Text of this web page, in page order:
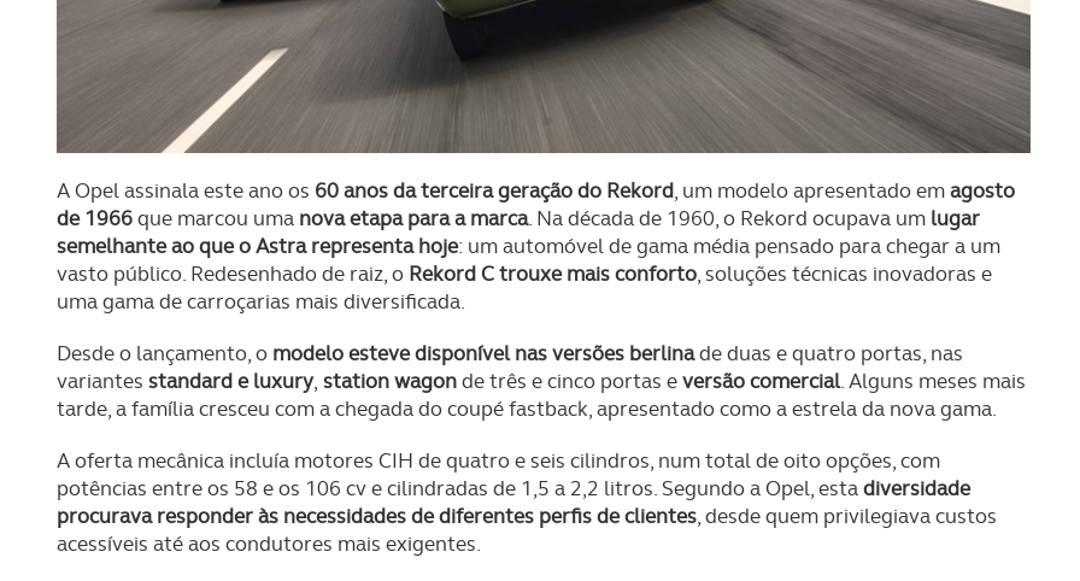
A Opel assinala este ano os 60 anos da terceira geração do Rekord, um modelo apresentado emagosto
de 1966que marcou uma nova etapa para a marca. Na década de 1960, o Rekord ocupava um lugar
semelhante ao que o Astra representa hoje: um automóvel de gama média pensado para chegar a um
vasto público. Redesenhado de raiz, o Rekord C trouxe mais conforto, soluções técnicas inovadoras e
uma gama de carroçarias mais diversificada.
Desde o lançamento, o modelo esteve disponível nas versões berlinade duas e quatro portas, nas
variantes standard e luxury, station wagonde três e cinco portas eversão comercial. Alguns meses mais
tarde, a família cresceu com a chegada do coupé fastback, apresentado como a estrela da nova gama.
A oferta mecânica incluía motores CIH de quatro e seis cilindros, num total de oito opções, com
potências entre os 58 e os 106 cv e cilindradas de 1,5 a 2,2 litros. Segundo a Opel, estadiversidade
procurava responder às necessidades de diferentes perfis de clientes, desde quem privilegiava custos
acessíveis até aos condutores mais exigentes.